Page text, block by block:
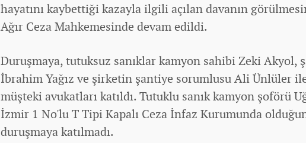
hayatını kaybettiği kazayla ilgili açılan davanın
Ağır Ceza Mahkemesinde devam edildi.
Duruşmaya, tutuksuz sanıklar kamyon sahibi Zeki Akyol,
İbrahim Yağız ve şirketin şantiye sorumlusu Ali Ünlüler
müşteki avukatları katıldı. Tutuklu sanık kamyon şoförü
İzmir 1 No'lu T Tipi Kapalı Ceza İnfaz Kurumunda
duruşmaya katılmadı.